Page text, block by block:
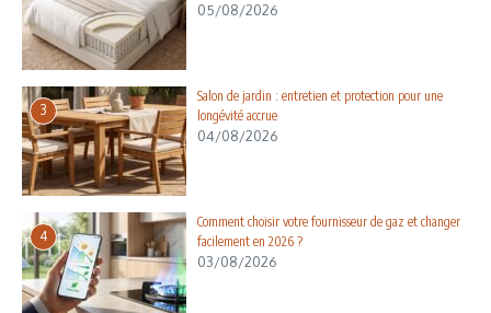
05/08/2026
3
Salon de jardin : entretien et protection pour une
longévité accrue
04/08/2026
4
Comment choisir votre fournisseur de gaz et changer
facilement en 2026 ?
03/08/2026